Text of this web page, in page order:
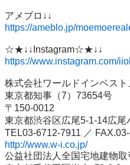
https://ameblo.jp/
https://www.instagram.com/
株式会社ワールドインベスト
東京都知事（7）73654号
〒150-0012
東京都渋谷区広尾5-1-14広尾
http://www.w-i.co.jp/
公益社団法人全国宅地建物